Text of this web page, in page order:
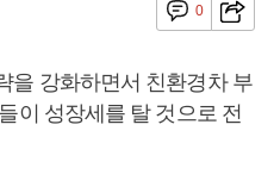
0
을 강화하면서 친환경차 부
이 성장세를 탈 것으로 전